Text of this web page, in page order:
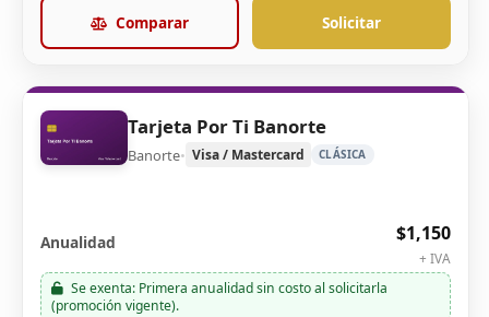
Comparar Solicitar
Tarjeta Por Ti Banorte
Banorte• Visa / Mastercard CLÁSICA
Anualidad $1,150
+ IVA
Se exenta: Primera anualidad sin costo al solicitarla
(promoción vigente).